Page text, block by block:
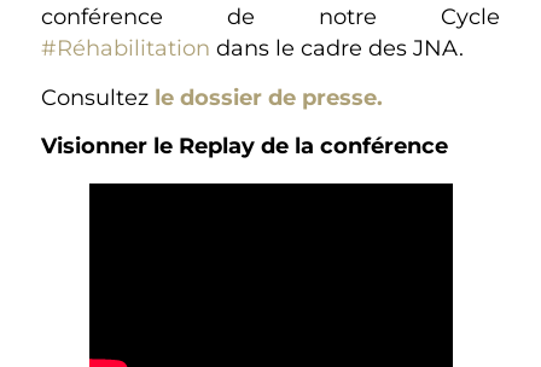
conférence de notre Cycle
#Réhabilitation dans le cadre des JNA.
Consultezle dossier de presse.
Visionner le Replay de la conférence